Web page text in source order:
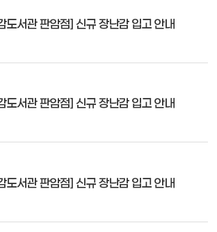
도서관 판암점] 신규 장난감 입고 안내
도서관 판암점] 신규 장난감 입고 안내
도서관 판암점] 신규 장난감 입고 안내